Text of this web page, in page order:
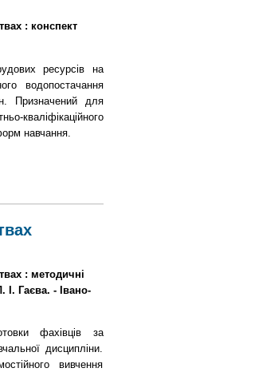
: конспект
ресурсів на
водопостачання
Призначений для
кваліфікаційного
навчання.
: методичні
І. Гаєва. - Івано-
фахівців за
дисципліни.
вивчення